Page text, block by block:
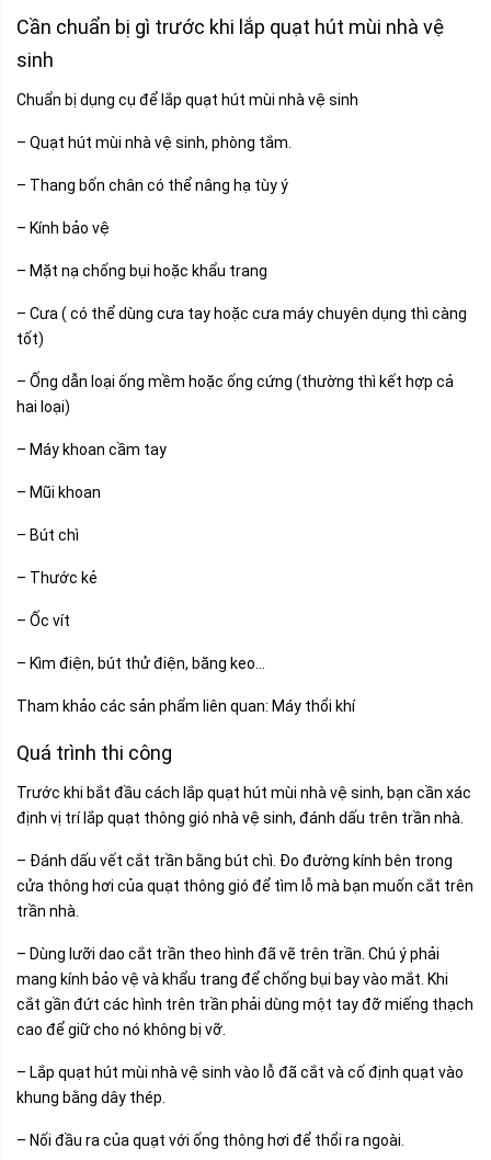
Cần chuẩn bị gì trước khi lắp quạt hút mùi nhà vệ
sinh
Chuẩn bị dụng cụ để lắp quạt hút mùi nhà vệ sinh
– Quạt hút mùi nhà vệ sinh, phòng tắm.
– Thang bốn chân có thể nâng hạ tùy ý
– Kính bảo vệ
– Mặt nạ chống bụi hoặc khẩu trang
– Cưa ( có thể dùng cưa tay hoặc cưa máy chuyên dụng thì càng
tốt)
– Ống dẫn loại ống mềm hoặc ống cứng (thường thì kết hợp cả
hai loại)
– Máy khoan cầm tay
– Mũi khoan
– Bút chì
– Thước kẻ
– Ốc vít
– Kìm điện, bút thử điện, băng keo…
Tham khảo các sản phẩm liên quan: Máy thổi khí
Quá trình thi công
Trước khi bắt đầu cách lắp quạt hút mùi nhà vệ sinh, bạn cần xác
định vị trí lắp quạt thông gió nhà vệ sinh, đánh dấu trên trần nhà.
– Đánh dấu vết cắt trần bằng bút chì. Đo đường kính bên trong
cửa thông hơi của quạt thông gió để tìm lỗ mà bạn muốn cắt trên
trần nhà.
– Dùng lưỡi dao cắt trần theo hình đã vẽ trên trần. Chú ý phải
mang kính bảo vệ và khẩu trang để chống bụi bay vào mắt. Khi
cắt gần đứt các hình trên trần phải dùng một tay đỡ miếng thạch
cao để giữ cho nó không bị vỡ.
– Lắp quạt hút mùi nhà vệ sinh vào lỗ đã cắt và cố định quạt vào
khung bằng dây thép.
– Nối đầu ra của quạt với ống thông hơi để thổi ra ngoài.